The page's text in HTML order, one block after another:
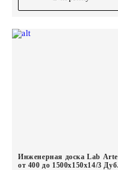
Инженерная доска Lab Arte
от 400 до 1500х150х14/3 Дуб